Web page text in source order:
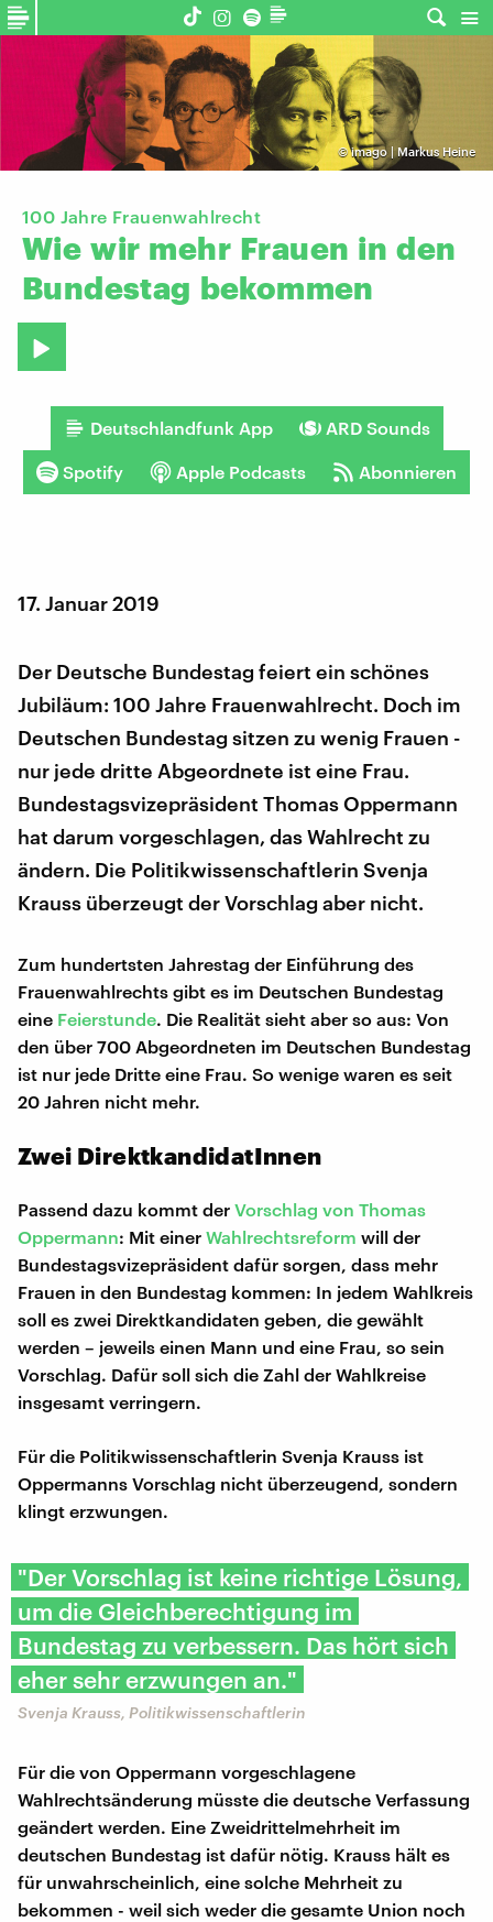
©imago | Markus Heine
100 Jahre Frauenwahlrecht
Wie wir mehr Frauen in den
Bundestag bekommen
Deutschlandfunk App ARD Sounds
Spotify Apple Podcasts Abonnieren
17. Januar 2019
Der Deutsche Bundestag feiert ein schönes
Jubiläum: 100 Jahre Frauenwahlrecht. Doch im
Deutschen Bundestag sitzen zu wenig Frauen -
nur jede dritte Abgeordnete ist eine Frau.
Bundestagsvizepräsident Thomas Oppermann
hat darum vorgeschlagen, das Wahlrecht zu
ändern. Die Politikwissenschaftlerin Svenja
Krauss überzeugt der Vorschlag aber nicht.
Zum hundertsten Jahrestag der Einführung des
Frauenwahlrechts gibt es im Deutschen Bundestag
eine Feierstunde. Die Realität sieht aber so aus: Von
den über 700 Abgeordneten im Deutschen Bundestag
ist nur jede Dritte eine Frau. So wenige waren es seit
20 Jahren nicht mehr.
Zwei DirektkandidatInnen
Passend dazu kommt der Vorschlag von Thomas
Oppermann: Mit einer Wahlrechtsreform will der
Bundestagsvizepräsident dafür sorgen, dass mehr
Frauen in den Bundestag kommen: In jedem Wahlkreis
soll es zwei Direktkandidaten geben, die gewählt
werden – jeweils einen Mann und eine Frau, so sein
Vorschlag. Dafür soll sich die Zahl der Wahlkreise
insgesamt verringern.
Für die Politikwissenschaftlerin Svenja Krauss ist
Oppermanns Vorschlag nicht überzeugend, sondern
klingt erzwungen.
"Der Vorschlag ist keine richtige Lösung,
um die Gleichberechtigung im
Bundestag zu verbessern. Das hört sich
eher sehr erzwungen an."
Svenja Krauss, Politikwissenschaftlerin
Für die von Oppermann vorgeschlagene
Wahlrechtsänderung müsste die deutsche Verfassung
geändert werden. Eine Zweidrittelmehrheit im
deutschen Bundestag ist dafür nötig. Krauss hält es
für unwahrscheinlich, eine solche Mehrheit zu
bekommen - weil sich weder die gesamte Union noch